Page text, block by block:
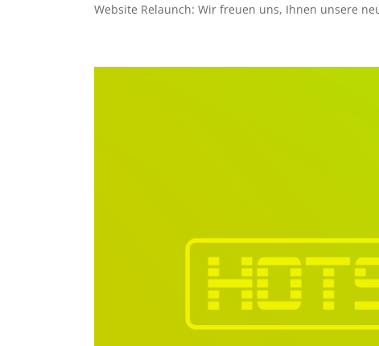
Website Relaunch: Wir freuen uns, Ihnen unsere